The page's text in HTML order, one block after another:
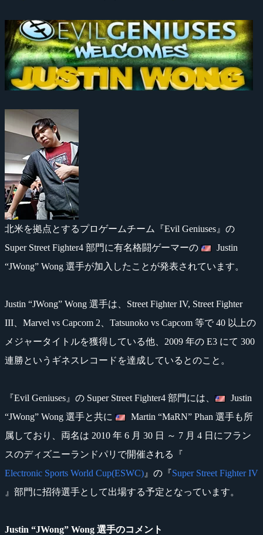
北米を拠点とするプロゲームチーム『Evil Geniuses』の
Super Street Fighter4 部門に有名格闘ゲーマーの
Justin
“JWong” Wong 選手が加入したことが発表されています。
Justin “JWong” Wong 選手は、Street Fighter IV, Street Fighter
III、Marvel vs Capcom 2、Tatsunoko vs Capcom 等で 40 以上の
メジャータイトルを獲得している他、2009 年の E3 にて 300
連勝というギネスレコードを達成しているとのこと。
『Evil Geniuses』の Super Street Fighter4 部門には、
Justin
“JWong” Wong 選手と共に
Martin “MaRN” Phan 選手も所
属しており、両名は 2010 年 6 月 30 日 ～ 7 月 4 日にフラン
スのディズニーランドパリで開催される『
Electronic Sports World Cup(ESWC) 』の『Super Street Fighter IV
』部門に招待選手として出場する予定となっています。
Justin “JWong” Wong 選手のコメント